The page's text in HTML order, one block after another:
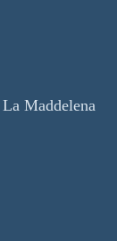
Maddelena